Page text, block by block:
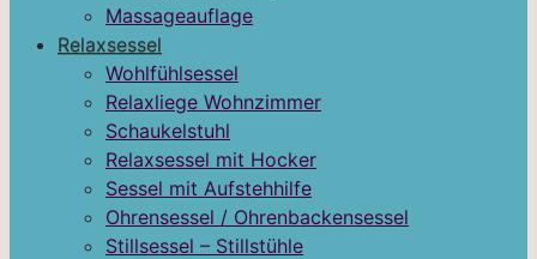
Massageauflage
Relaxsessel
Wohlfühlsessel
Relaxliege Wohnzimmer
Schaukelstuhl
Relaxsessel mit Hocker
Sessel mit Aufstehhilfe
Ohrensessel / Ohrenbackensessel
Stillsessel – Stillstühle